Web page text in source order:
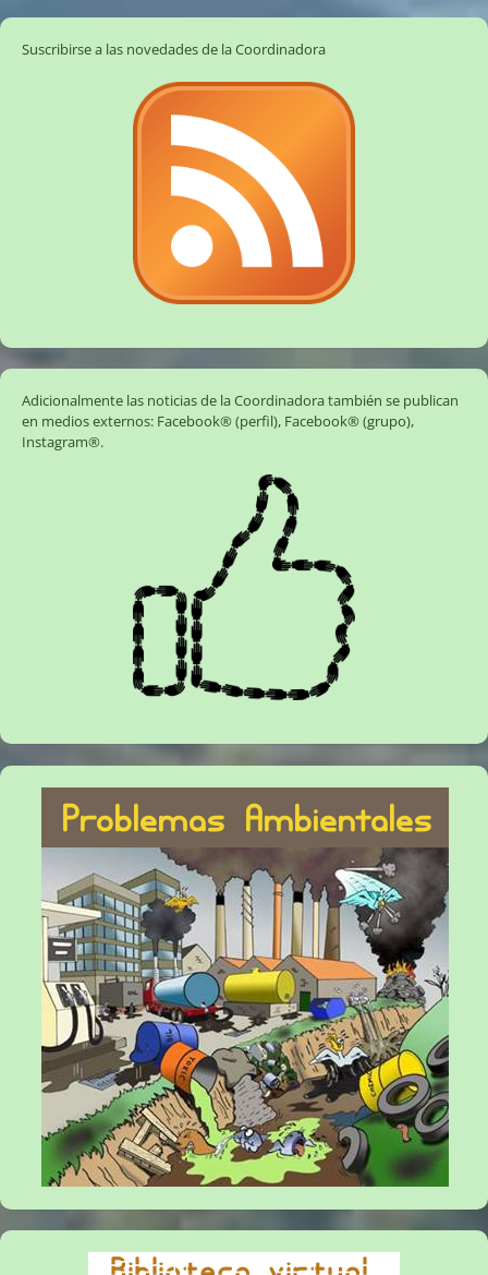
Suscribirse a las novedades de la Coordinadora
Adicionalmente las noticias de la Coordinadora también se publican
en medios externos: Facebook® (perfil), Facebook® (grupo),
Instagram®.